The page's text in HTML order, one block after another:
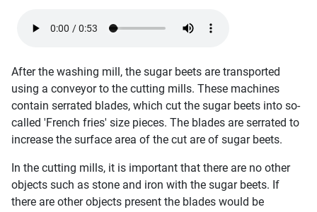
After the washing mill, the sugar beets are transported
using a conveyor to the cutting mills. These machines
contain serrated blades, which cut the sugar beets into so-
called 'French fries' size pieces. The blades are serrated to
increase the surface area of the cut are of sugar beets.
In the cutting mills, it is important that there are no other
objects such as stone and iron with the sugar beets. If
there are other objects present the blades would be